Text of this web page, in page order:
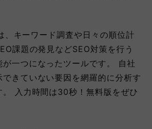
、キーワード調査や日々の順位計
課題の発見などSEO対策を行う
一つになったツールです。 自社
きていない要因を網羅的に分析す
。 入力時間は30秒！無料版をぜひ